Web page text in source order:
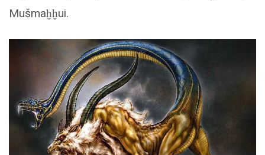
Mušmaḫḫui.